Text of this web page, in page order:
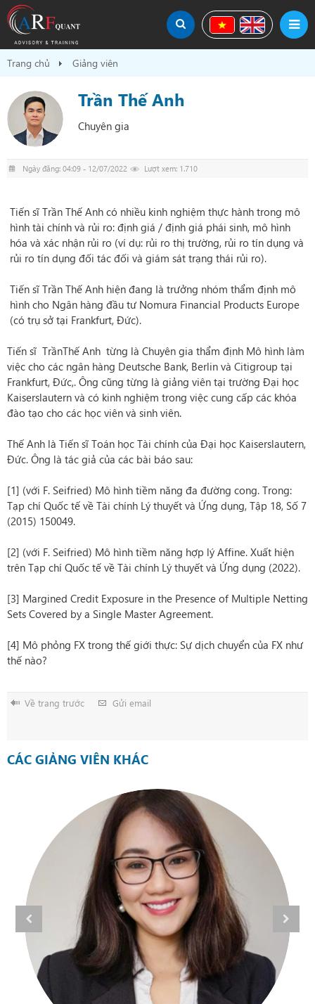
Trang chủ Giảng viên
Trần Thế Anh
Chuyên gia
Ngày đăng: 04:09 - 12/07/2022 Lượt xem: 1.710
Tiến sĩ Trần Thế Anh có nhiều kinh nghiệm thực hành trong mô
hình tài chính và rủi ro: định giá / định giá phái sinh, mô hình
hóa và xác nhận rủi ro (ví dụ: rủi ro thị trường, rủi ro tín dụng và
rủi ro tín dụng đối tác đối và giám sát trạng thái rủi ro).
Tiến sĩ Trần Thế Anh hiện đang Ià trưởng nhóm thẩm định mô
hình cho Ngân hàng đầu tư Nomura Financial Products Europe
(có trụ sở tại Frankfurt, Đức).
Tiến sĩ TrầnThế Anh từng là Chuyên gia thẩm định Mô hình làm
việc cho các ngân hàng Deutsche Bank, Berlin và Citigroup tại
Frankfurt, Đức,. Ông cũng từng là giảng viên tại trường Đại học
Kaiserslautern và có kinh nghiệm trong việc cung cấp các khóa
đào tạo cho các học viên và sinh viên.
Thế Anh là Tiến sĩ Toán học Tài chính của Đại học Kaiserslautern,
Đức. Ông là tác giả của các bài báo sau:
[1] (với F. Seifried) Mô hình tiềm năng đa đường cong. Trong:
Tạp chí Quốc tế về Tài chính Lý thuyết và Ứng dụng, Tập 18, Số 7
(2015) 150049.
[2] (với F. Seifried) Mô hình tiềm năng hợp lý Affine. Xuất hiện
trên Tạp chí Quốc tế về Tài chính Lý thuyết và Ứng dụng (2022).
[3] Margined Credit Exposure in the Presence of Multiple Netting
Sets Covered by a Single Master Agreement.
[4] Mô phỏng FX trong thế giới thực: Sự dịch chuyển của FX như
thế nào?
Về trang trước Gửi email
CÁC GIẢNG VIÊN KHÁC